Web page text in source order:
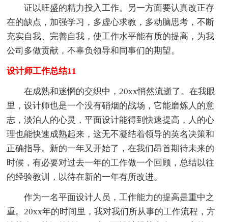
证以旺盛的精力投入工作。另一方面要认真改正存
在的缺点，加强学习，多虚心求教，多动脑思考，不断
充实自我、完善自我，使工作水平能有质的提高，为我
公司多做贡献，不辜负领导和同事们的期望。
设计师工作总结11
在成熟和迷惘的交织中，20xx悄然流逝了。在我眼
里，设计师也是一个没有硝烟的战场，它能磨炼人的意
志，淡泊人的心灵，平面设计能得到快速提高，人的心
理也能快速成熟起来，这无不凝结着领导的英名决策和
正确指导。新的一年又开始了，在我们昂首期待未来的
时候，有必要对过去一年的工作做一个回顾，总结以往
的经验教训，以待在新的一年有所改进。
作为一名平面设计人员，工作能力的提高是重中之
重。20xx年的时间里，我对我们所从事的工作流程，方